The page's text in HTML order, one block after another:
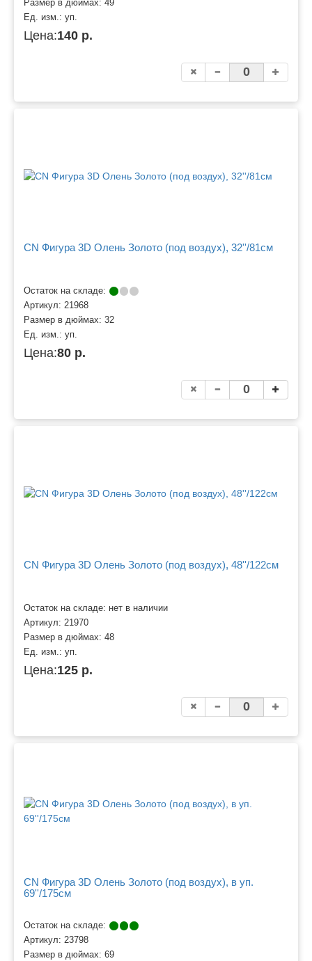
Размер в дюймах: 49
Ед. изм.: уп.
Цена:140 р.
CN Фигура 3D Олень Золото (под воздух), 32''/81см
Остаток на складе:
Артикул: 21968
Размер в дюймах: 32
Ед. изм.: уп.
Цена:80 р.
CN Фигура 3D Олень Золото (под воздух), 48''/122см
Остаток на складе: нет в наличии
Артикул: 21970
Размер в дюймах: 48
Ед. изм.: уп.
Цена:125 р.
CN Фигура 3D Олень Золото (под воздух), в уп.
69''/175см
Остаток на складе:
Артикул: 23798
Размер в дюймах: 69